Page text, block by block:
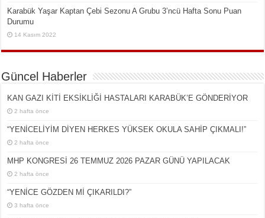
Karabük Yaşar Kaptan Çebi Sezonu A Grubu 3’ncü Hafta Sonu Puan
Durumu
14 Kasım 2022
Güncel Haberler
KAN GAZI KİTİ EKSİKLİĞİ HASTALARI KARABÜK’E GÖNDERİYOR
2 hafta önce
“YENİCELİYİM DİYEN HERKES YÜKSEK OKULA SAHİP ÇIKMALI!”
2 hafta önce
MHP KONGRESİ 26 TEMMUZ 2026 PAZAR GÜNÜ YAPILACAK
2 hafta önce
“YENİCE GÖZDEN Mİ ÇIKARILDI?”
3 hafta önce